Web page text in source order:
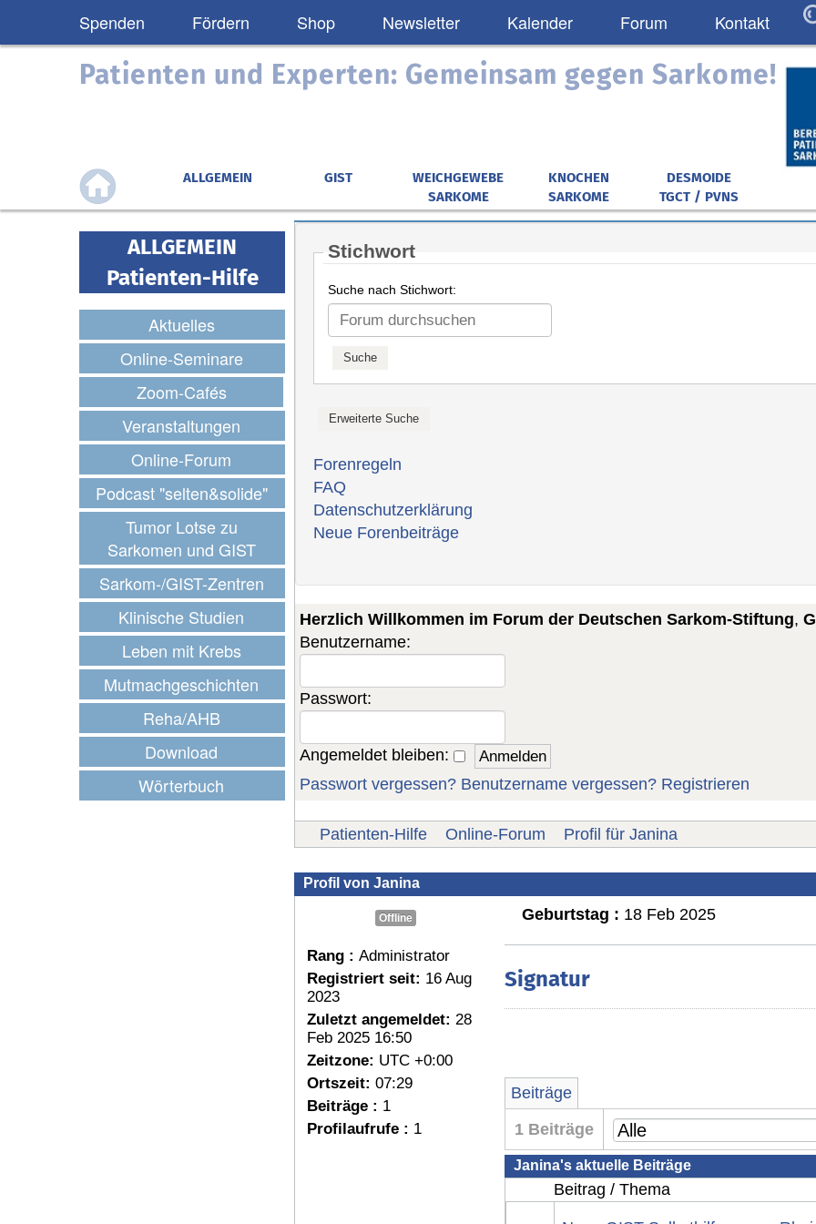
Spenden Fördern Shop Newsletter Kalender Forum Kontakt
Patienten und Experten: Gemeinsam gegen Sarkome!
ALLGEMEIN GIST
WEICHGEWEBE
SARKOME
KNOCHEN
SARKOME
DESMOIDE
TGCT / PVNS
ALLGEMEIN
Patienten-Hilfe
Aktuelles
Online-Seminare
Zoom-Cafés
Veranstaltungen
Online-Forum
Podcast "selten&solide"
Tumor Lotse zu
Sarkomen und GIST
Sarkom-/GIST-Zentren
Klinische Studien
Leben mit Krebs
Mutmachgeschichten
Reha/AHB
Download
Wörterbuch
Stichwort
Suche nach Stichwort:
Forenregeln
FAQ
Datenschutzerklärung
Neue Forenbeiträge
Herzlich Willkommen im Forum der Deutschen Sarkom-Stiftung,
Benutzername:
Passwort:
Angemeldet bleiben:
Passwort vergessen? Benutzername vergessen? Registrieren
Patienten-Hilfe Online-Forum Profil für Janina
Profil von Janina
Offline
Rang : Administrator
Registriert seit: 16 Aug
2023
Zuletzt angemeldet: 28
Feb 2025 16:50
Zeitzone: UTC +0:00
Ortszeit: 07:29
Beiträge : 1
Profilaufrufe : 1
Geburtstag : 18 Feb 2025
Signatur
Beiträge
1 Beiträge
Janina's aktuelle Beiträge
Beitrag / Thema